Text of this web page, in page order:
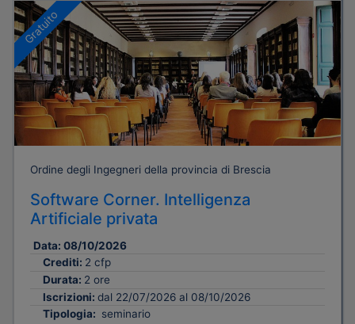
Gratuito
Ordine degli Ingegneri della provincia di Brescia
Software Corner. Intelligenza
Artificiale privata
Data: 08/10/2026
Crediti: 2 cfp
Durata: 2 ore
Iscrizioni: dal 22/07/2026 al 08/10/2026
Tipologia: seminario